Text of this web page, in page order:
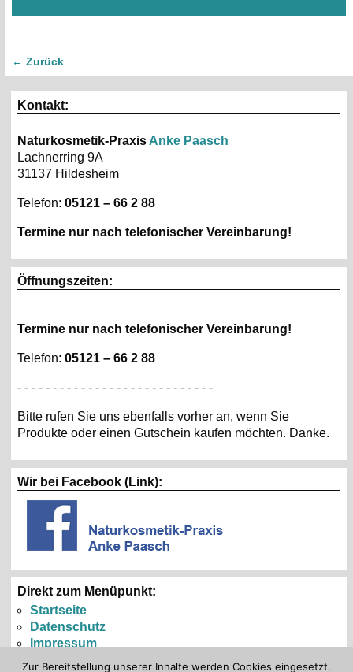
Bilder-Navigation
← Zurück
Kontakt:
Naturkosmetik-Praxis Anke Paasch
Lachnerring 9A
31137 Hildesheim
Telefon: 05121 – 66 2 88
Termine nur nach telefonischer Vereinbarung!
Öffnungszeiten:
Termine nur nach telefonischer Vereinbarung!
Telefon: 05121 – 66 2 88
- - - - - - - - - - - - - - - - - - - - - - - - - - - -
Bitte rufen Sie uns ebenfalls vorher an, wenn Sie
Produkte oder einen Gutschein kaufen möchten. Danke.
Wir bei Facebook (Link):
Direkt zum Menüpunkt:
Startseite
Datenschutz
Impressum
Zur Bereitstellung unserer Inhalte werden Cookies eingesetzt.